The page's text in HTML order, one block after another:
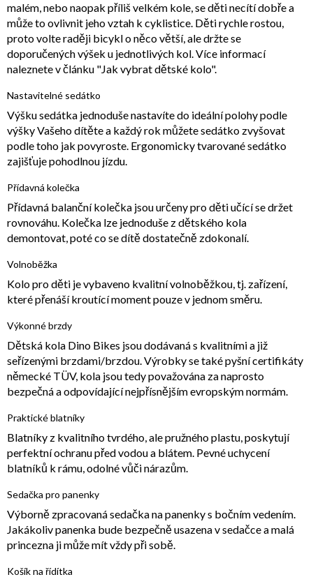
malém, nebo naopak příliš velkém kole, se děti necítí dobře a
může to ovlivnit jeho vztah k cyklistice. Děti rychle rostou,
proto volte raději bicykl o něco větší, ale držte se
doporučených výšek u jednotlivých kol. Více informací
naleznete v článku "Jak vybrat dětské kolo".
Nastavitelné sedátko
Výšku sedátka jednoduše nastavíte do ideální polohy podle
výšky Vašeho dítěte a každý rok můžete sedátko zvyšovat
podle toho jak povyroste. Ergonomicky tvarované sedátko
zajišťuje pohodlnou jízdu.
Přídavná kolečka
Přídavná balanční kolečka jsou určeny pro děti učící se držet
rovnováhu. Kolečka lze jednoduše z dětského kola
demontovat, poté co se dítě dostatečně zdokonalí.
Volnoběžka
Kolo pro děti je vybaveno kvalitní volnoběžkou, tj. zařízení,
které přenáší kroutící moment pouze v jednom směru.
Výkonné brzdy
Dětská kola Dino Bikes jsou dodávaná s kvalitními a již
seřízenými brzdami/brzdou. Výrobky se také pyšní certifikáty
německé TÜV, kola jsou tedy považována za naprosto
bezpečná a odpovídající nejpřísnějším evropským normám.
Praktické blatníky
Blatníky z kvalitního tvrdého, ale pružného plastu, poskytují
perfektní ochranu před vodou a blátem. Pevné uchycení
blatníků k rámu, odolné vůči nárazům.
Sedačka pro panenky
Výborně zpracovaná sedačka na panenky s bočním vedením.
Jakákoliv panenka bude bezpečně usazena v sedačce a malá
princezna ji může mít vždy při sobě.
Košík na řídítka